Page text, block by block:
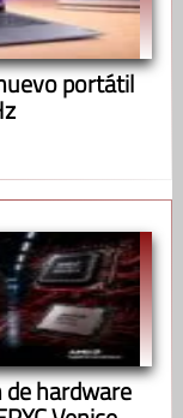
portátil
hardware